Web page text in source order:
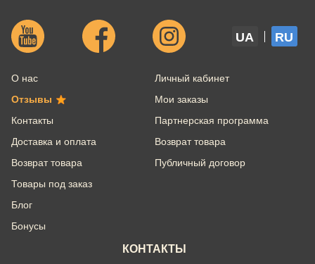
UA RU
О нас
Отзывы
Контакты
Доставка и оплата
Возврат товара
Товары под заказ
Блог
Бонусы
Личный кабинет
Мои заказы
Партнерская программа
Возврат товара
Публичный договор
КОНТАКТЫ